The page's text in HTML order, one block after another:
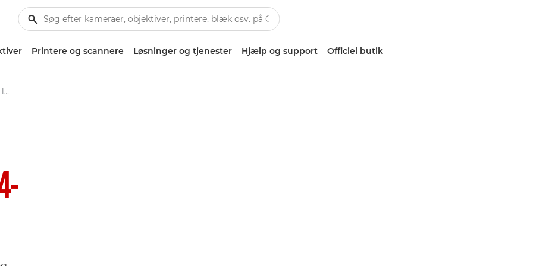
Printere og scannere Løsninger og tjenester Hjælp og support Officiel butik
Canon EF 70-300mm f/4-5.6 IS II USM - Objektiver - Kamera- og fotoobjektiver